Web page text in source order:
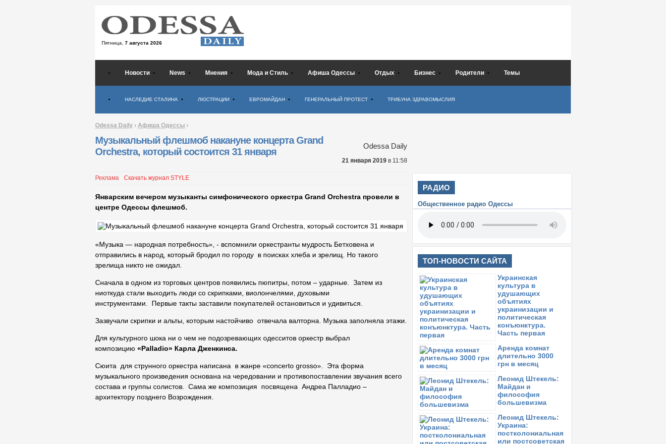
Пятница, 7 августа 2026
Новости News Мнения Мода и Стиль Афиша Одессы Отдых Бизнес Родители Темы
НАСЛЕДИЕ СТАЛИНА ЛЮСТРАЦИИ ЕВРОМАЙДАН ГЕНЕРАЛЬНЫЙ ПРОТЕСТ ТРИБУНА ЗДРАВОМЫСЛИЯ
Odessa Daily › Афиша Одессы ›
Музыкальный флешмоб накануне концерта Grand
Orchestra, который состоится 31 января
Odessa Daily
21 января 2019 в 11:58
Реклама Скачать журнал STYLE
Январским вечером музыканты симфонического оркестра Grand Orchestra провели в
центре Одессы флешмоб.
«Музыка — народная потребность», - вспомнили оркестранты мудрость Бетховена и
отправились в народ, который бродил по городу в поисках хлеба и зрелищ. Но такого
зрелища никто не ожидал.
Сначала в одном из торговых центров появились пюпитры, потом – ударные. Затем из
ниоткуда стали выходить люди со скрипками, виолончелями, духовыми
инструментами. Первые такты заставили покупателей остановиться и удивиться.
Зазвучали скрипки и альты, которым настойчиво отвечала валторна. Музыка заполняла этажи.
Для культурного шока ни о чем не подозревающих одесситов оркестр выбрал
композицию «Palladio» Карла Дженкинса.
Сюита для струнного оркестра написана в жанре «concerto grosso». Эта форма
музыкального произведения основана на чередовании и противопоставлении звучания всего
состава и группы солистов. Сама же композиция посвящена Андреа Палладио –
архитектору позднего Возрождения.
РАДИО
Общественное радио Одессы
ТОП-НОВОСТИ САЙТА
Украинская
культура в
удушающих
объятиях
украинизации и
политическая
конъюнктура.
Часть первая
Аренда комнат
длительно 3000
грн в месяц
Леонид Штекель:
Майдан и
философия
большевизма
Леонид Штекель:
Украина:
постколониальная
или постсоветская